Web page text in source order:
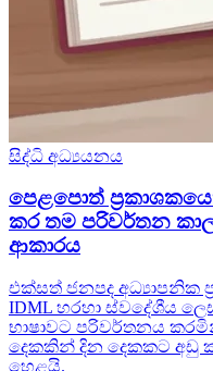
සිද්ධි අධ්‍යයනය
පෙළපොත් ප්‍රකාශකයෙකු
කර තම පරිවර්තන
ආකාරය
එක්සත් ජනපද අධ්‍යාපනික
IDML හරහා ස්වදේශීය
භාෂාවට පරිවර්තනය
දෙකකින් දින දෙකකට අඩු
හෙළයි.